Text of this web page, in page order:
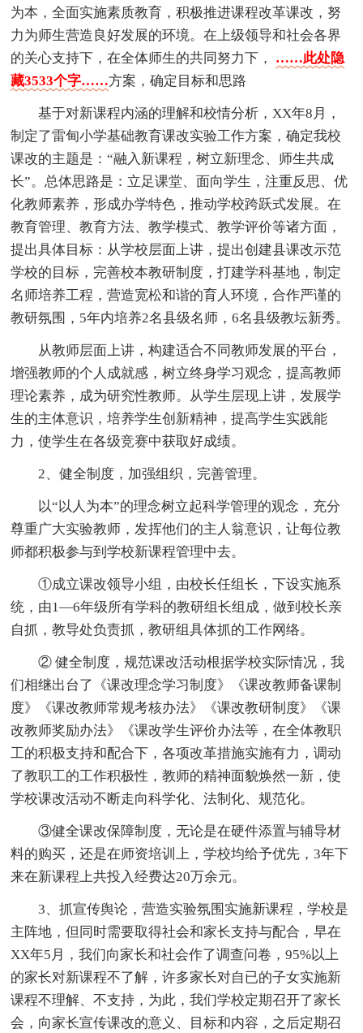
为本，全面实施素质教育，积极推进课程改革课改，努
力为师生营造良好发展的环境。在上级领导和社会各界
的关心支持下，在全体师生的共同努力下， ……此处隐
藏3533个字……方案，确定目标和思路
基于对新课程内涵的理解和校情分析，XX年8月，
制定了雷甸小学基础教育课改实验工作方案，确定我校
课改的主题是：“融入新课程，树立新理念、师生共成
长”。总体思路是：立足课堂、面向学生，注重反思、优
化教师素养，形成办学特色，推动学校跨跃式发展。在
教育管理、教育方法、教学模式、教学评价等诸方面，
提出具体目标：从学校层面上讲，提出创建县课改示范
学校的目标，完善校本教研制度，打建学科基地，制定
名师培养工程，营造宽松和谐的育人环境，合作严谨的
教研氛围，5年内培养2名县级名师，6名县级教坛新秀。
从教师层面上讲，构建适合不同教师发展的平台，
增强教师的个人成就感，树立终身学习观念，提高教师
理论素养，成为研究性教师。从学生层现上讲，发展学
生的主体意识，培养学生创新精神，提高学生实践能
力，使学生在各级竞赛中获取好成绩。
2、健全制度，加强组织，完善管理。
以“以人为本”的理念树立起科学管理的观念，充分
尊重广大实验教师，发挥他们的主人翁意识，让每位教
师都积极参与到学校新课程管理中去。
①成立课改领导小组，由校长任组长，下设实施系
统，由1—6年级所有学科的教研组长组成，做到校长亲
自抓，教导处负责抓，教研组具体抓的工作网络。
② 健全制度，规范课改活动根据学校实际情况，我
们相继出台了《课改理念学习制度》《课改教师备课制
度》《课改教师常规考核办法》《课改教研制度》《课
改教师奖励办法》《课改学生评价办法等，在全体教职
工的积极支持和配合下，各项改革措施实施有力，调动
了教职工的工作积极性，教师的精神面貌焕然一新，使
学校课改活动不断走向科学化、法制化、规范化。
③健全课改保障制度，无论是在硬件添置与辅导材
料的购买，还是在师资培训上，学校均给予优先，3年下
来在新课程上共投入经费达20万余元。
3、抓宣传舆论，营造实验氛围实施新课程，学校是
主阵地，但同时需要取得社会和家长支持与配合，早在
XX年5月，我们向家长和社会作了调查问卷，95%以上
的家长对新课程不了解，许多家长对自已的子女实施新
课程不理解、不支持，为此，我们学校定期召开了家长
会，向家长宣传课改的意义、目标和内容，之后定期召